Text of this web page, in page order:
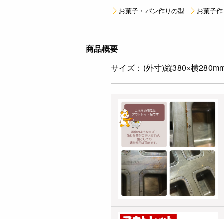
お菓子・パン作りの型 お菓子
商品概要
サイズ：(外寸)縦380×横